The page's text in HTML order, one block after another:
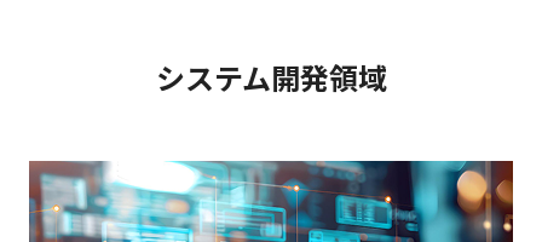
システム開発領域